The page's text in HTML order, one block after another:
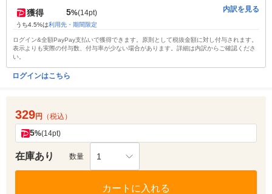
獲得 5%(14pt)
うち4.5%は利用先・期間限定
内訳を見る
ログイン&全額PayPay支払いで獲得できます。原則として税抜金額に対し付与されます。
表示よりも実際の付与数、付与率が少ない場合があります。詳細は内訳からご確認くださ
い。
ログインはこちら
329円 （税込）
5%(14pt)
在庫あり 数量 1
カートに入れる